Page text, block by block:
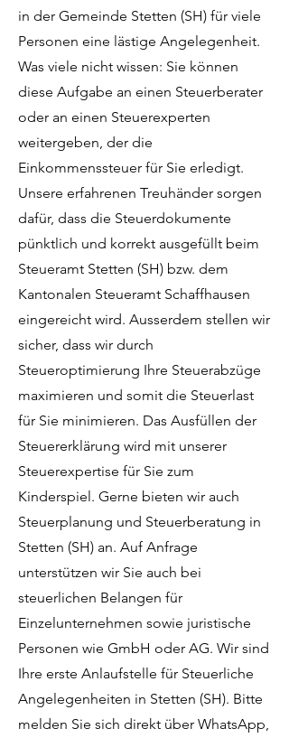
in der Gemeinde Stetten (SH) für viele
Personen eine lästige Angelegenheit.
Was viele nicht wissen: Sie können
diese Aufgabe an einen Steuerberater
oder an einen Steuerexperten
weitergeben, der die
Einkommenssteuer für Sie erledigt.
Unsere erfahrenen Treuhänder sorgen
dafür, dass die Steuerdokumente
pünktlich und korrekt ausgefüllt beim
Steueramt Stetten (SH) bzw. dem
Kantonalen Steueramt Schaffhausen
eingereicht wird. Ausserdem stellen wir
sicher, dass wir durch
Steueroptimierung Ihre Steuerabzüge
maximieren und somit die Steuerlast
für Sie minimieren. Das Ausfüllen der
Steuererklärung wird mit unserer
Steuerexpertise für Sie zum
Kinderspiel. Gerne bieten wir auch
Steuerplanung und Steuerberatung in
Stetten (SH) an. Auf Anfrage
unterstützen wir Sie auch bei
steuerlichen Belangen für
Einzelunternehmen sowie juristische
Personen wie GmbH oder AG. Wir sind
Ihre erste Anlaufstelle für Steuerliche
Angelegenheiten in Stetten (SH). Bitte
melden Sie sich direkt über WhatsApp,